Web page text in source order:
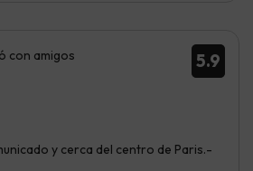
5.9
con amigos
y cerca del centro de Paris.-